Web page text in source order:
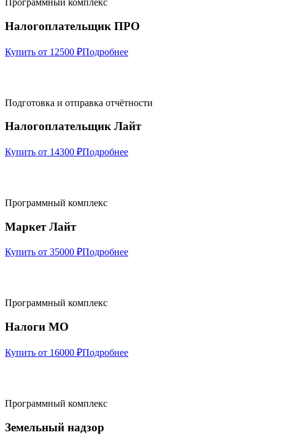
Программный комплекс
Налогоплательщик ПРО
Купить от 12500 ₽Подробнее
Подготовка и отправка отчётности
Налогоплательщик Лайт
Купить от 14300 ₽Подробнее
Программный комплекс
Маркет Лайт
Купить от 35000 ₽Подробнее
Программный комплекс
Налоги МО
Купить от 16000 ₽Подробнее
Программный комплекс
Земельный надзор